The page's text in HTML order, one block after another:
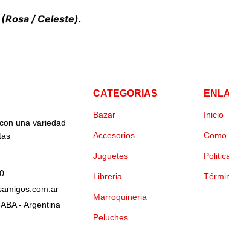
(Rosa / Celeste).
una variedad
- Argentina
CATEGORIAS
Bazar
Accesorios
Juguetes
Libreria
Marroquineria
Peluches
Inicio
Como